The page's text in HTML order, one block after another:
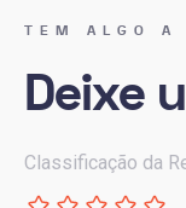
TEM ALGO A
Deixe
Classificação da